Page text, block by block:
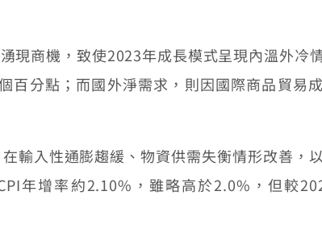
現商機，致使2023年成長模式呈現內溫外冷
百分點；而國外淨需求，則因國際商品貿易
入性通膨趨緩、物資供需失衡情形改善，
年增率約2.10% ，雖略高於2.0% ，但較